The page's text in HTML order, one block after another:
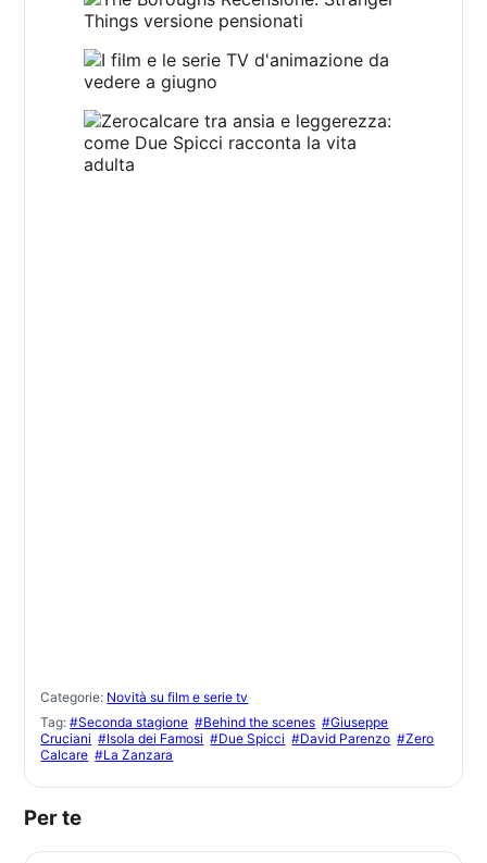
Categorie: Novità su film e serie tv
Tag:#Seconda stagione #Behind the scenes #Giuseppe
Cruciani #Isola dei Famosi #Due Spicci #David Parenzo #Zero
Calcare #La Zanzara
Per te